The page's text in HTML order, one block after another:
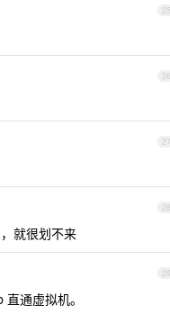
25
26
27
28
就很划不来
29
通虚拟机。